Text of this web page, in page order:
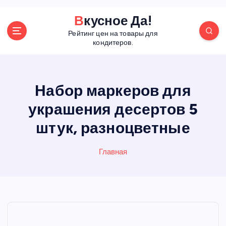
Вкусное Да!
Рейтинг цен на товары для
кондитеров.
Набор маркеров для
украшения десертов 5
штук, разноцветные
Главная